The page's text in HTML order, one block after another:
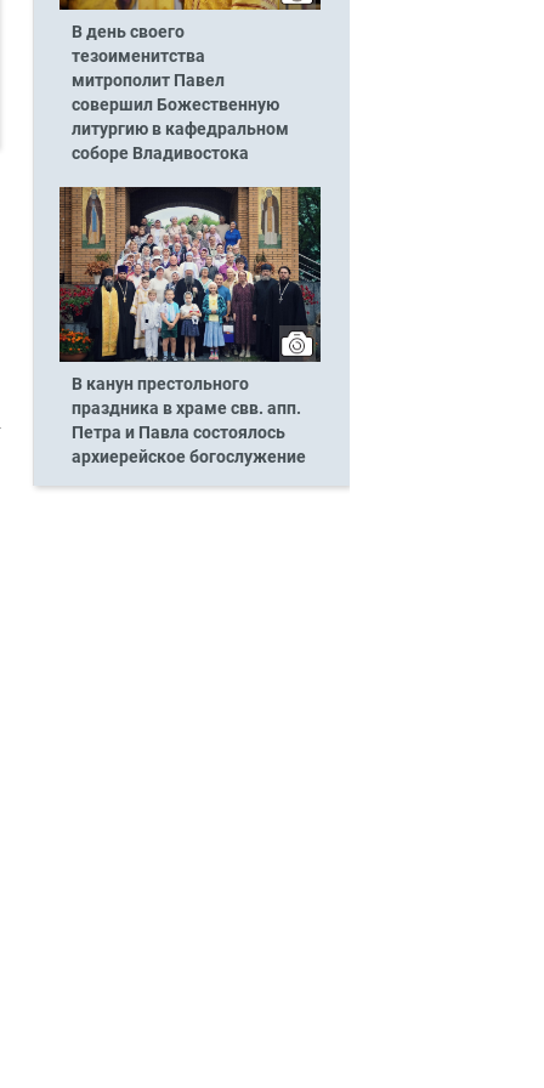
В день своего
тезоименитства
митрополит Павел
совершил Божественную
литургию в кафедральном
соборе Владивостока
В канун престольного
праздника в храме свв. апп.
Петра и Павла состоялось
архиерейское богослужение